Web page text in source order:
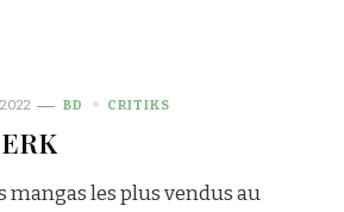
BD CRITIKS
mangas les plus vendus au